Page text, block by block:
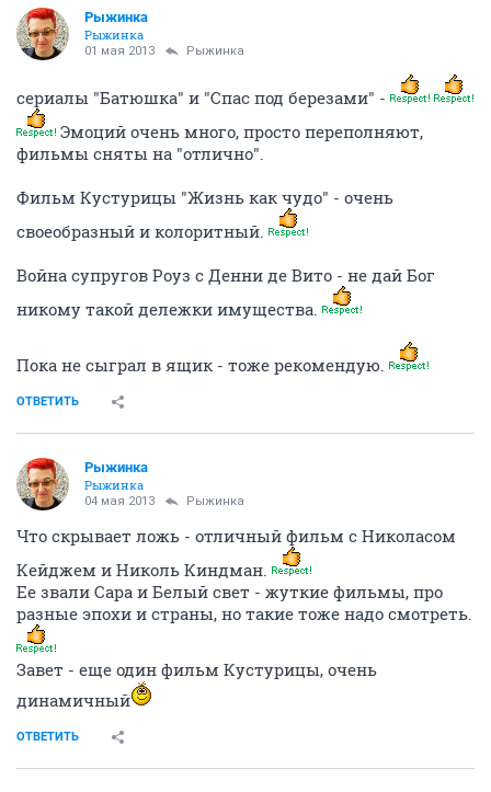
Рыжинка
Рыжинка
01 мая 2013 Рыжинка
сериалы "Батюшка" и "Спас под березами" -
Эмоций очень много, просто переполняют,
фильмы сняты на "отлично".
Фильм Кустурицы "Жизнь как чудо" - очень
своеобразный и колоритный.
Война супругов Роуз с Денни де Вито - не дай Бог
никому такой дележки имущества.
Пока не сыграл в ящик - тоже рекомендую.
ОТВЕТИТЬ
Рыжинка
Рыжинка
04 мая 2013 Рыжинка
Что скрывает ложь - отличный фильм с Николасом
Кейджем и Николь Киндман.
Ее звали Сара и Белый свет - жуткие фильмы, про
разные эпохи и страны, но такие тоже надо смотреть.
Завет - еще один фильм Кустурицы, очень
динамичный
ОТВЕТИТЬ